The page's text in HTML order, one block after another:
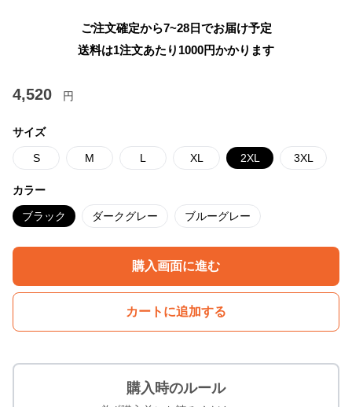
ご注文確定から7~28日でお届け予定
送料は1注文あたり 1000円かかります
4,520 円
サイズ
S M L XL 2XL 3XL
カラー
ブラック ダークグレー ブルーグレー
購入画面に進む
カートに追加する
購入時のルール